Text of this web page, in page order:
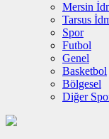
Mersin
Tarsus
Spor
Futbol
Genel
Basketbol
Bölgesel
Diğer